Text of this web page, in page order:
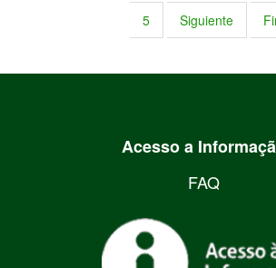
5 Siguiente
Acesso a
FAQ